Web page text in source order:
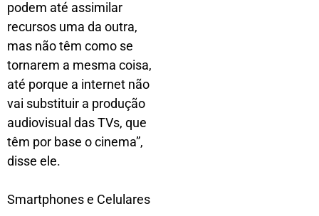
podem até assimilar
recursos uma da outra,
mas não têm como se
tornarem a mesma coisa,
até porque a internet não
vai substituir a produção
audiovisual das TVs, que
têm por base o cinema”,
disse ele.
Smartphones e Celulares